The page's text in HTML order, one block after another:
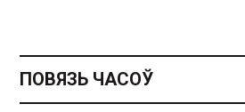
ПОВЯЗЬ ЧАСОЎ